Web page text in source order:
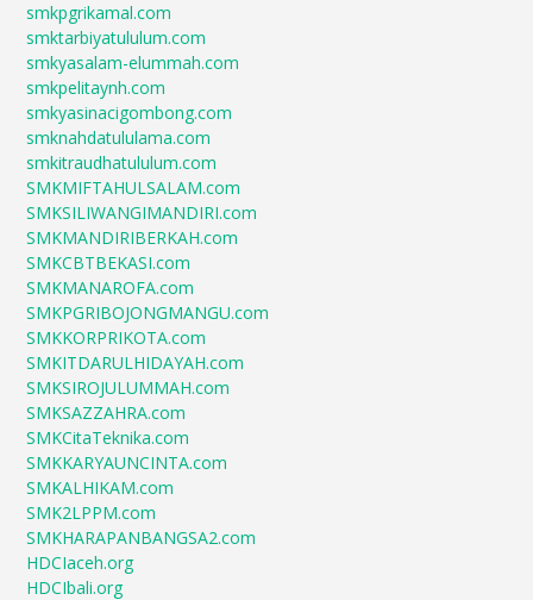
smkpgrikamal.com
smktarbiyatululum.com
smkyasalam-elummah.com
smkpelitaynh.com
smkyasinacigombong.com
smknahdatululama.com
smkitraudhatululum.com
SMKMIFTAHULSALAM.com
SMKSILIWANGIMANDIRI.com
SMKMANDIRIBERKAH.com
SMKCBTBEKASI.com
SMKMANAROFA.com
SMKPGRIBOJONGMANGU.com
SMKKORPRIKOTA.com
SMKITDARULHIDAYAH.com
SMKSIROJULUMMAH.com
SMKSAZZAHRA.com
SMKCitaTeknika.com
SMKKARYAUNCINTA.com
SMKALHIKAM.com
SMK2LPPM.com
SMKHARAPANBANGSA2.com
HDCIaceh.org
HDCIbali.org